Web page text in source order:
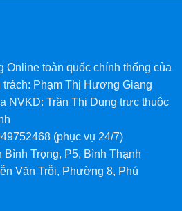
Online toàn quốc chính thống của
Phạm Thị Hương Giang
NVKD: Trần Thị Dung trực thuộc
(phục vụ 24/7)
Trọng, P5, Bình Thạnh
Văn Trỗi, Phường 8, Phú